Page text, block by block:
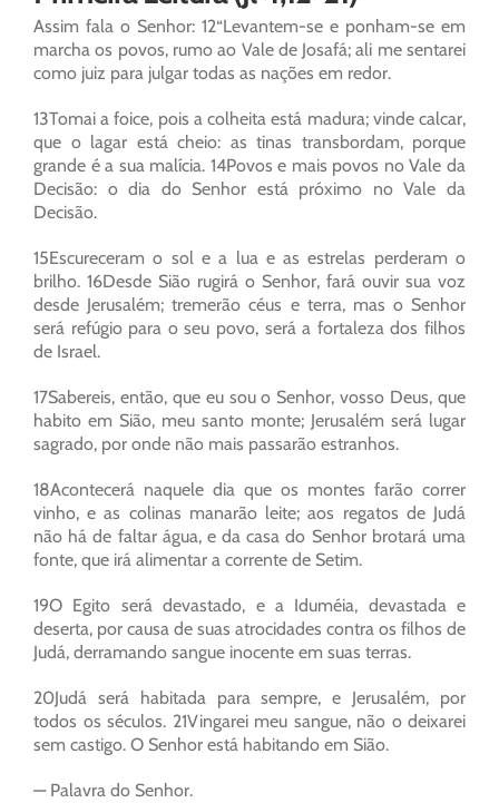
Assim fala o Senhor: 12“Levantem-se e ponham-se em
marcha os povos, rumo ao Vale de Josafá; ali me sentarei
como juiz para julgar todas as nações em redor.
13Tomai a foice, pois a colheita está madura; vinde calcar,
que o lagar está cheio: as tinas transbordam, porque
grande é a sua malícia. 14Povos e mais povos no Vale da
Decisão: o dia do Senhor está próximo no Vale da
Decisão.
15Escureceram o sol e a lua e as estrelas perderam o
brilho. 16Desde Sião rugirá o Senhor, fará ouvir sua voz
desde Jerusalém; tremerão céus e terra, mas o Senhor
será refúgio para o seu povo, será a fortaleza dos filhos
de Israel.
17Sabereis, então, que eu sou o Senhor, vosso Deus, que
habito em Sião, meu santo monte; Jerusalém será lugar
sagrado, por onde não mais passarão estranhos.
18Acontecerá naquele dia que os montes farão correr
vinho, e as colinas manarão leite; aos regatos de Judá
não há de faltar água, e da casa do Senhor brotará uma
fonte, que irá alimentar a corrente de Setim.
19O Egito será devastado, e a Iduméia, devastada e
deserta, por causa de suas atrocidades contra os filhos de
Judá, derramando sangue inocente em suas terras.
20Judá será habitada para sempre, e Jerusalém, por
todos os séculos. 21Vingarei meu sangue, não o deixarei
sem castigo. O Senhor está habitando em Sião.
— Palavra do Senhor.